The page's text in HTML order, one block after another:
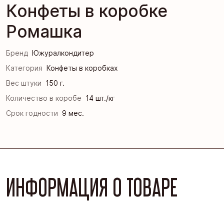
Конфеты в коробке
Ромашка
Бренд Южуралкондитер
Категория Конфеты в коробках
Вес штуки 150 г.
Количество в коробе 14 шт./кг
Срок годности 9 мес.
ИНФОРМАЦИЯ О ТОВАРЕ